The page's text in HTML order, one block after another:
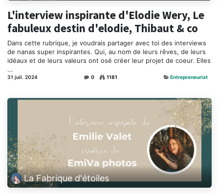
L'interview inspirante d'Elodie Wery, Le
fabuleux destin d'elodie, Thibaut & co
Dans cette rubrique, je voudrais partager avec toi des interviews
de nanas super inspirantes. Qui, au nom de leurs rêves, de leurs
idéaux et de leurs valeurs ont osé créer leur projet de coeur. Elles
...
31 juil. 2024 0 1181 Entrepreneuriat
La Fabrique d'étoiles